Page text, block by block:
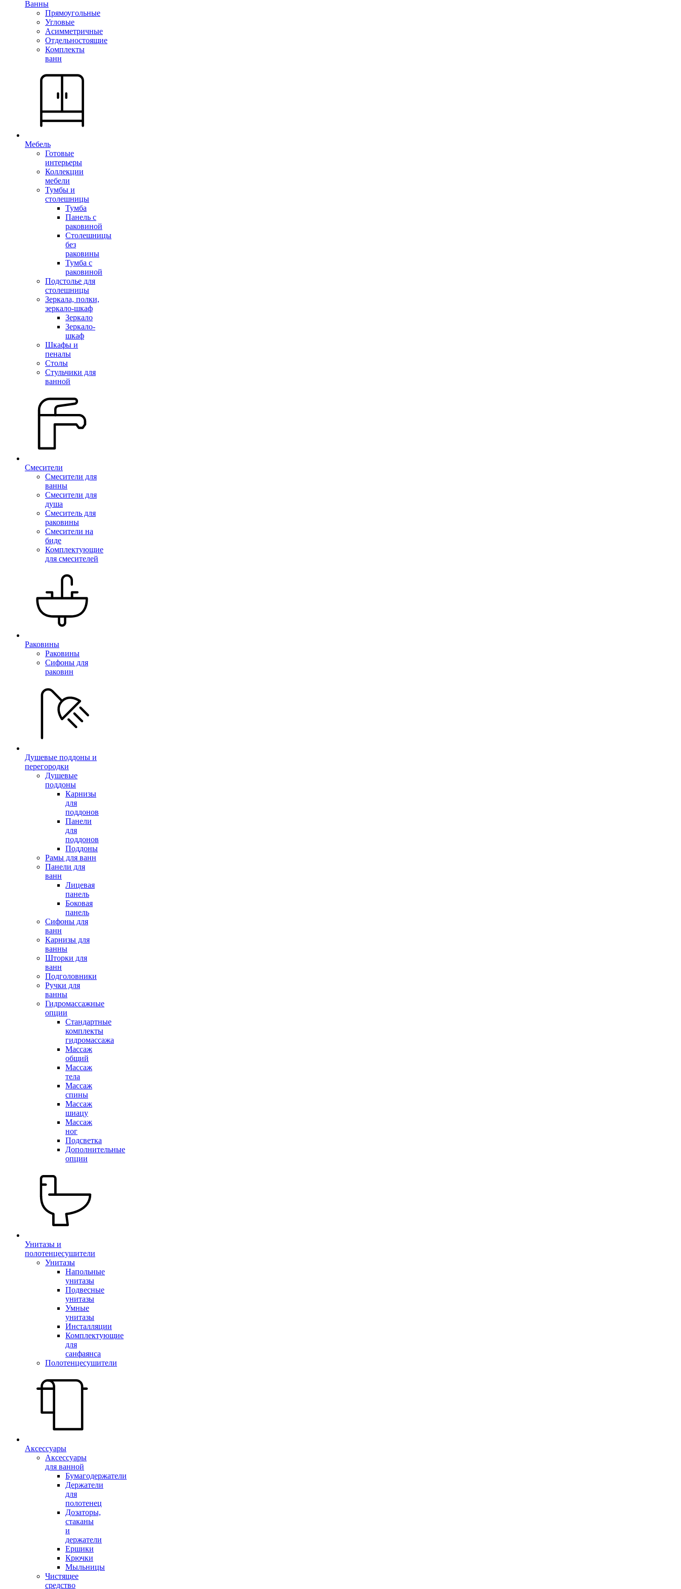
Ванны
Прямоугольные
Угловые
Асимметричные
Отдельностоящие
Комплекты
ванн
Мебель
Готовые
интерьеры
Коллекции
мебели
Тумбы и
столешницы
Тумба
Панель с
раковиной
Столешницы
без
раковины
Тумба с
раковиной
Подстолье для
столешницы
Зеркала, полки,
зеркало-шкаф
Зеркало
Зеркало-
шкаф
Шкафы и
пеналы
Столы
Стульчики для
ванной
Смесители
Смесители для
ванны
Смесители для
душа
Смеситель для
раковины
Смесители на
биде
Комплектующие
для смесителей
Раковины
Раковины
Сифоны для
раковин
Душевые поддоны и
перегородки
Душевые
поддоны
Карнизы
для
поддонов
Панели
для
поддонов
Поддоны
Рамы для ванн
Панели для
ванн
Лицевая
панель
Боковая
панель
Сифоны для
ванн
Карнизы для
ванны
Шторки для
ванн
Подголовники
Ручки для
ванны
Гидромассажные
опции
Стандартные
комплекты
гидромассажа
Массаж
общий
Массаж
тела
Массаж
спины
Массаж
шиацу
Массаж
ног
Подсветка
Дополнительные
опции
Унитазы и
полотенцесушители
Унитазы
Напольные
унитазы
Подвесные
унитазы
Умные
унитазы
Инсталляции
Комплектующие
для
санфаянса
Полотенцесушители
Аксессуары
Аксессуары
для ванной
Бумагодержатели
Держатели
для
полотенец
Дозаторы,
стаканы
и
держатели
Ершики
Крючки
Мыльницы
Чистящее
средство